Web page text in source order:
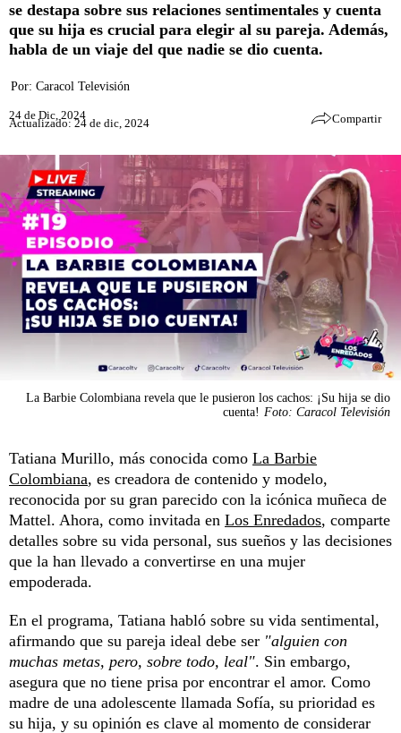
se destapa sobre sus relaciones sentimentales y cuenta
que su hija es crucial para elegir al su pareja. Además,
habla de un viaje del que nadie se dio cuenta.
Por: Caracol Televisión
24 de Dic, 2024
Actualizado: 24 de dic, 2024 Compartir
La Barbie Colombiana revela que le pusieron los cachos: ¡Su hija se dio
cuenta! Foto: Caracol Televisión
Tatiana Murillo, más conocida como La Barbie
Colombiana, es creadora de contenido y modelo,
reconocida por su gran parecido con la icónica muñeca de
Mattel. Ahora, como invitada en Los Enredados, comparte
detalles sobre su vida personal, sus sueños y las decisiones
que la han llevado a convertirse en una mujer
empoderada.
En el programa, Tatiana habló sobre su vida sentimental,
afirmando que su pareja ideal debe ser "alguien con
muchas metas, pero, sobre todo, leal". Sin embargo,
asegura que no tiene prisa por encontrar el amor. Como
madre de una adolescente llamada Sofía, su prioridad es
su hija, y su opinión es clave al momento de considerar